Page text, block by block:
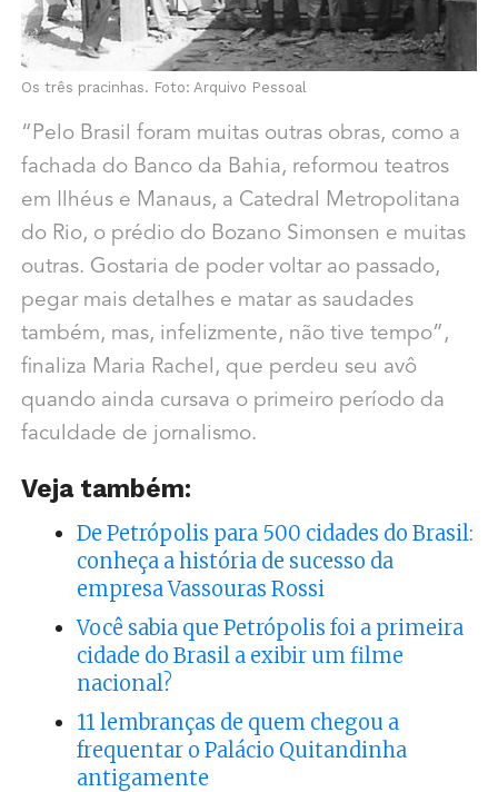
Os três pracinhas. Foto: Arquivo Pessoal
“Pelo Brasil foram muitas outras obras, como a
fachada do Banco da Bahia, reformou teatros
em Ilhéus e Manaus, a Catedral Metropolitana
do Rio, o prédio do Bozano Simonsen e muitas
outras. Gostaria de poder voltar ao passado,
pegar mais detalhes e matar as saudades
também, mas, infelizmente, não tive tempo”,
finaliza Maria Rachel, que perdeu seu avô
quando ainda cursava o primeiro período da
faculdade de jornalismo.
Veja também:
De Petrópolis para 500 cidades do Brasil:
conheça a história de sucesso da
empresa Vassouras Rossi
Você sabia que Petrópolis foi a primeira
cidade do Brasil a exibir um filme
nacional?
11 lembranças de quem chegou a
frequentar o Palácio Quitandinha
antigamente